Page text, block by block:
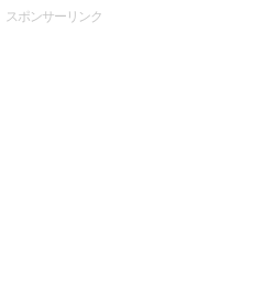
スポンサーリンク